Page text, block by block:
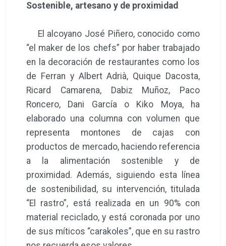
Sostenible, artesano y de proximidad
El alcoyano José Piñero, conocido como
“el maker de los chefs” por haber trabajado
en la decoración de restaurantes como los
de Ferran y Albert Adrià, Quique Dacosta,
Ricard Camarena, Dabiz Muñoz, Paco
Roncero, Dani García o Kiko Moya, ha
elaborado una columna con volumen que
representa montones de cajas con
productos de mercado, haciendo referencia
a la alimentación sostenible y de
proximidad. Además, siguiendo esta línea
de sostenibilidad, su intervención, titulada
“El rastro”, está realizada en un 90% con
material reciclado, y está coronada por uno
de sus míticos “carakoles”, que en su rastro